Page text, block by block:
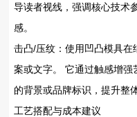
导读者视线，强调核心技术
感。
击凸/压纹‌：使用凹凸模具在
案或文字。 它通过触感增强
的背景或品牌标识，提升整
工艺搭配与成本建议